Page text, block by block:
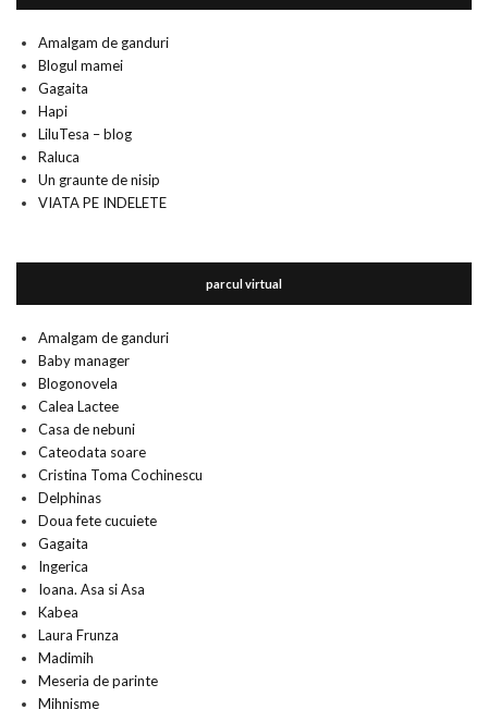
Amalgam de ganduri
Blogul mamei
Gagaita
Hapi
LiluTesa – blog
Raluca
Un graunte de nisip
VIATA PE INDELETE
parcul virtual
Amalgam de ganduri
Baby manager
Blogonovela
Calea Lactee
Casa de nebuni
Cateodata soare
Cristina Toma Cochinescu
Delphinas
Doua fete cucuiete
Gagaita
Ingerica
Ioana. Asa si Asa
Kabea
Laura Frunza
Madimih
Meseria de parinte
Mihnisme